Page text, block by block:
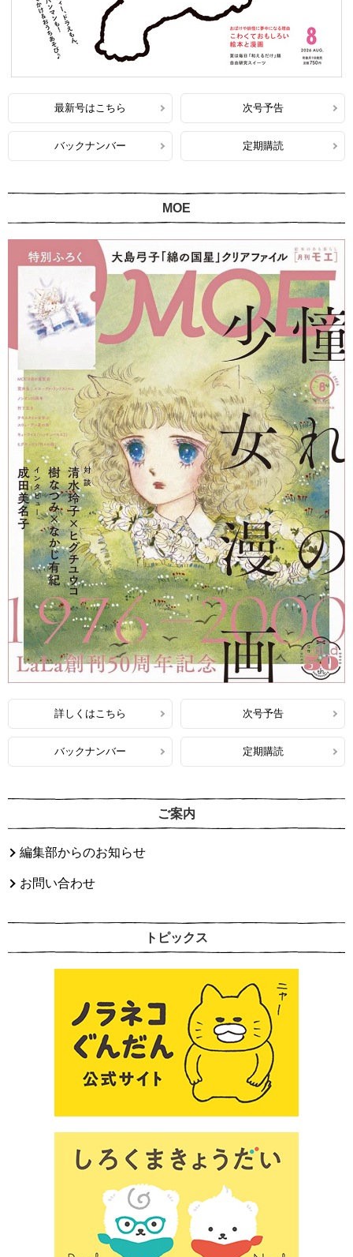
最新号はこちら 次号予告
バックナンバー 定期購読
MOE
詳しくはこちら 次号予告
バックナンバー 定期購読
ご案内
編集部からのお知らせ
お問い合わせ
トピックス